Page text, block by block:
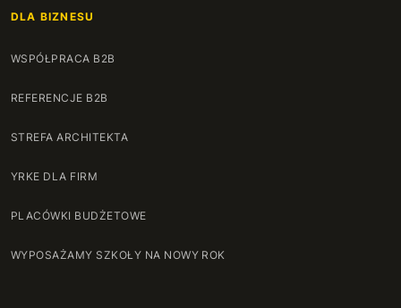
DLA BIZNESU
WSPÓŁPRACA B2B
REFERENCJE B2B
STREFA ARCHITEKTA
YRKE DLA FIRM
PLACÓWKI BUDŻETOWE
WYPOSAŻAMY SZKOŁY NA NOWY ROK